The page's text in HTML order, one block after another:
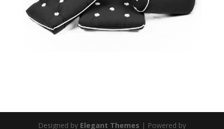
Designed by Elegant Themes | Powered by